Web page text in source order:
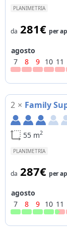
PLANIMETRIA
da 281€ per
agosto
7
8 9 10 11
2 × Family
55 m2
PLANIMETRIA
da 287€ per
agosto
7
8 9 10 11